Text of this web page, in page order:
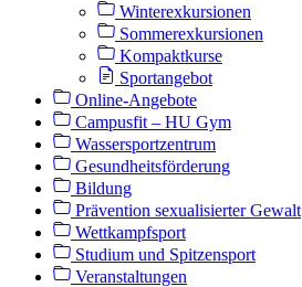
Winterexkursionen
Sommerexkursionen
Kompaktkurse
Sportangebot
Online-Angebote
Campusfit – HU Gym
Wassersportzentrum
Gesundheitsförderung
Bildung
Prävention sexualisierter Gewalt
Wettkampfsport
Studium und Spitzensport
Veranstaltungen